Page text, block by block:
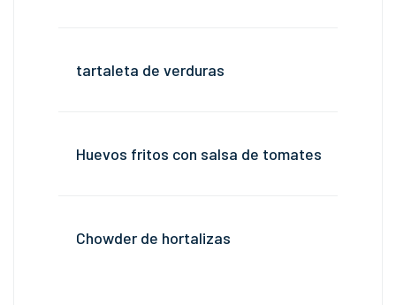
tartaleta de verduras
Huevos fritos con salsa de tomates
Chowder de hortalizas